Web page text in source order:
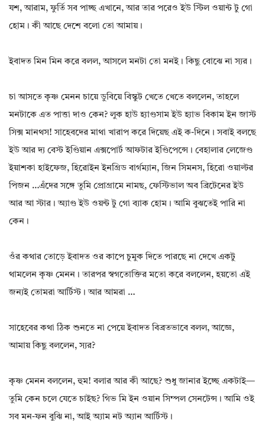
যশ, আরাম, ফুর্তি সব পাচ্ছ এখানে, আর তার পরেও ইউ স্টিল ওয়ান্ট টু গো
হোম। কী আছে দেশে বলো তো আমায়।
ইবাদত মিন মিন করে বলল, আসলে মনটা তো মনই। কিছু বোঝে না স্যর।
চা আসতে কৃষ্ণ মেনন চায়ে ডুবিয়ে বিস্কুট খেতে খেতে বললেন, তাহলে
মনটাকে এত পাত্তা দাও কেন? লুক হাউ হ্যাণ্ডসাম ইউ হ্যাভ বিকাম ইন জাস্ট
সিক্স মানথস! সাহেবদের মাথা খারাপ করে দিয়েছ এই ক-দিনে। সবাই বলছে
ইউ আর দ্য বেস্ট ইণ্ডিয়ান এক্সপোর্ট আফটার ইণ্ডিপেন্সে। বেহালার লেজেণ্ড
ইয়াশকা হাইফেজ, হিরোইন ইনগ্রিড বার্গম্যান, জিন সিমনস, হিরো ওয়াল্টর
পিজন …এঁদের সঙ্গে তুমি প্রোগ্রামে নামছ, ফেস্টিভাল অব ব্রিটেনের ইউ
আর আ স্টার। অ্যাণ্ড ইউ ওয়ন্ট টু গো ব্যাক হোম। আমি বুঝতেই পারি না
কেন।
ওঁর কথার তোড়ে ইবাদত ওর কাপে চুমুক দিতে পারছে না দেখে একটু
থামলেন কৃষ্ণ মেনন। তারপর স্বগতোক্তির মতো করে বললেন, হয়তো এই
জন্যই তোমরা আর্টিস্ট। আর আমরা …
সাহেবের কথা ঠিক শুনতে না পেয়ে ইবাদত বিব্রতভাবে বলল, আজ্ঞে,
আমায় কিছু বললেন, স্যর?
কৃষ্ণ মেনন বললেন, হুম! বলার আর কী আছে? শুধু জানার ইচ্ছে একটাই—
তুমি কেন চলে যেতে চাইছ? গিভ মি ইন ওয়ান সিম্পল সেনটেন্স। আমি ওই
সব মন-ফন বুঝি না, আই অ্যাম নট অ্যান আর্টিস্ট।